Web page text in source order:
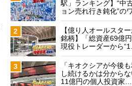
駅」ランキング】“中
ョン売れ行き鈍化”の
2
【億り人オールスタ
銘柄】「総資産69億
現役トレーダーから
3
「キオクシアが今後
し続けるかは分から
11億円の個人投資家…